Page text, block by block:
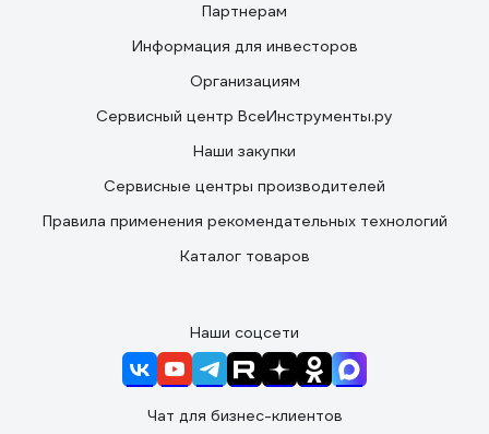
Партнерам
Информация для инвесторов
Организациям
Сервисный центр ВсеИнструменты.ру
Наши закупки
Сервисные центры производителей
Правила применения рекомендательных технологий
Каталог товаров
Наши соцсети
Чат для бизнес-клиентов